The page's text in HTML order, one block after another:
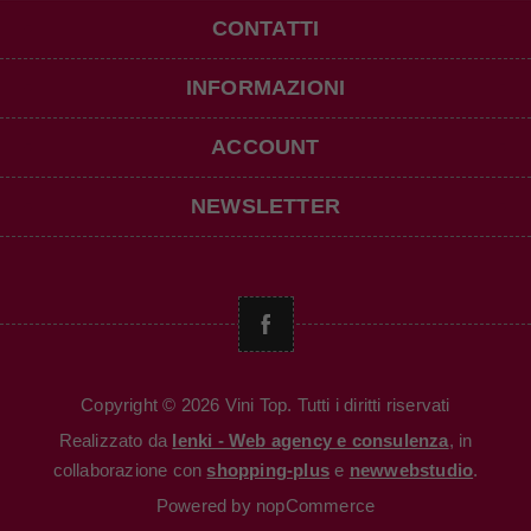
CONTATTI
INFORMAZIONI
ACCOUNT
NEWSLETTER
Copyright © 2026 Vini Top. Tutti i diritti riservati
Realizzato da Ienki - Web agency e consulenza, in
collaborazione con shopping-plus e newwebstudio.
Powered by nopCommerce